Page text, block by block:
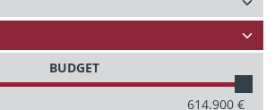
BUDGET
614.900€